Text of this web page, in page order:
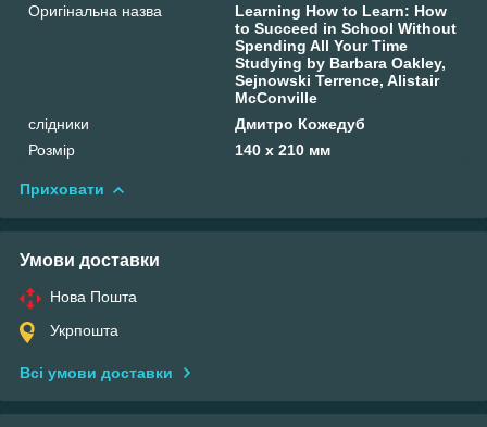
Оригінальна назва
Learning How to Learn: How
to Succeed in School Without
Spending All Your Time
Studying by Barbara Oakley,
Sejnowski Terrence, Alistair
McConville
слідники
Дмитро Кожедуб
Розмір
140 х 210 мм
Приховати
Умови доставки
Нова Пошта
Укрпошта
Всі умови доставки